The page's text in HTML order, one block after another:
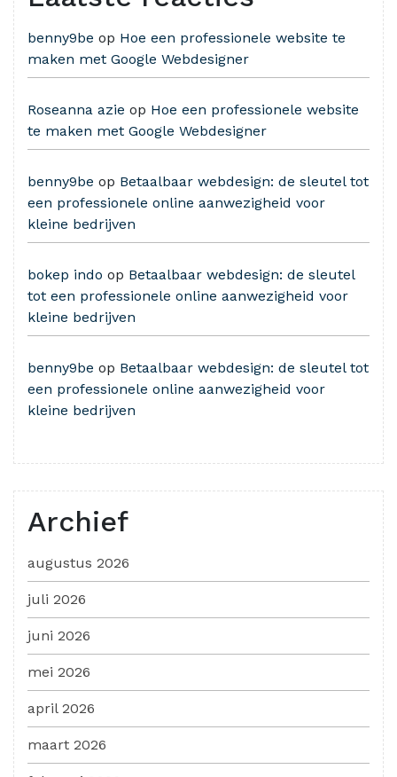
benny9be op Hoe een professionele website te
maken met Google Webdesigner
Roseanna azie op Hoe een professionele website
te maken met Google Webdesigner
benny9be op Betaalbaar webdesign: de sleutel tot
een professionele online aanwezigheid voor
kleine bedrijven
bokep indo op Betaalbaar webdesign: de sleutel
tot een professionele online aanwezigheid voor
kleine bedrijven
benny9be op Betaalbaar webdesign: de sleutel tot
een professionele online aanwezigheid voor
kleine bedrijven
Archief
augustus 2026
juli 2026
juni 2026
mei 2026
april 2026
maart 2026